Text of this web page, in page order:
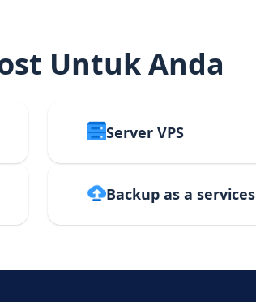
Untuk Anda
Server VPS
Backup as a services